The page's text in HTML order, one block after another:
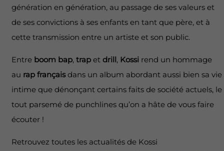
génération en génération, au passage de ses valeurs et
de ses convictions à ses enfants en tant que père, et à
cette transmission entre un artiste et son public.
Entre boom bap, trapet drill, Kossi rend un hommage
au rap françaisdans un album abordant aussi bien sa vie
intime que dénonçant certains faits de société actuels, le
tout parsemé de punchlines qu’on a hâte de vous faire
écouter !
Retrouvez toutes les actualités de Kossi